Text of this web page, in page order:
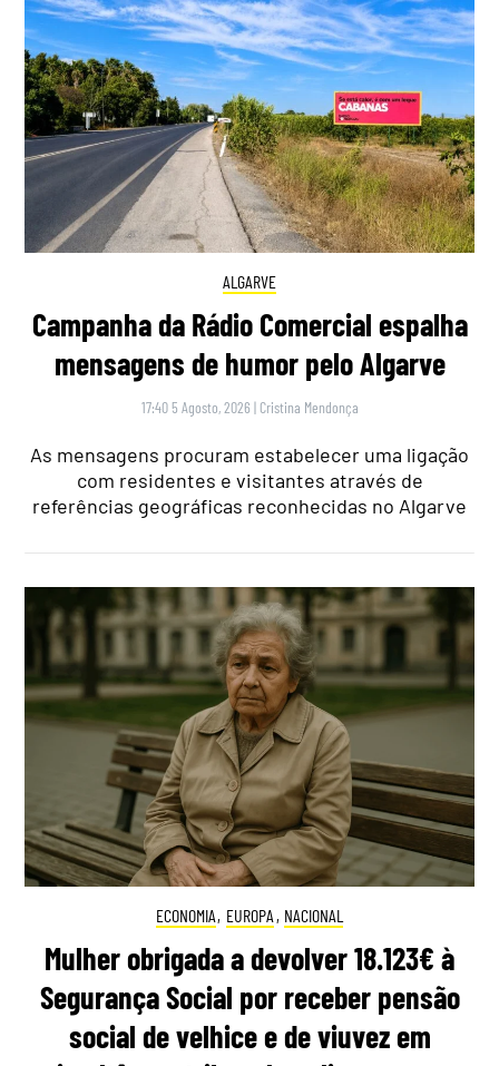
ALGARVE
Campanha da Rádio Comercial espalha
mensagens de humor pelo Algarve
17:40 5 Agosto, 2026 | Cristina Mendonça
As mensagens procuram estabelecer uma ligação
com residentes e visitantes através de
referências geográficas reconhecidas no Algarve
ECONOMIA, EUROPA , NACIONAL
Mulher obrigada a devolver 18.123€ à
Segurança Social por receber pensão
social de velhice e de viuvez em